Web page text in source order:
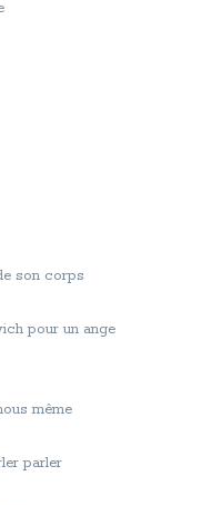
son corps
pour un ange
même
parler